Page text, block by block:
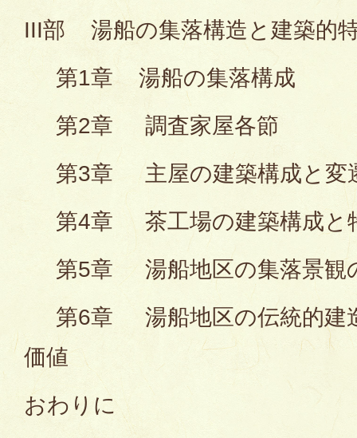
III部 湯船の集落構造と建築的
第1章 湯船の集落構成
第2章 調査家屋各節
第3章 主屋の建築構成と変
第4章 茶工場の建築構成と
第5章 湯船地区の集落景観
第6章 湯船地区の伝統的建
価値
おわりに